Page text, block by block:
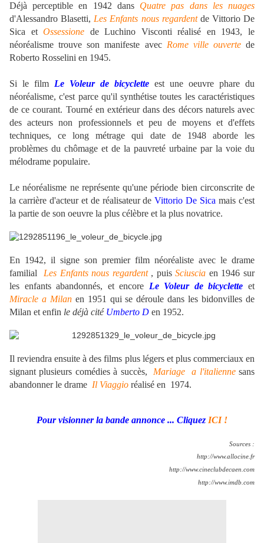
Déjà perceptible en 1942 dans Quatre pas dans les nuages
d'Alessandro Blasetti, Les Enfants nous regardentde Vittorio De
Sica etOssessione de Luchino Visconti réalisé en 1943, le
néoréalisme trouve son manifeste avec Rome ville ouvertede
Roberto Rosselini en 1945.
Si le film Le Voleur de bicyclette est une oeuvre phare du
néoréalisme, c'est parce qu'il synthétise toutes les caractéristiques
de ce courant. Tourné en extérieur dans des décors naturels avec
des acteurs non professionnels et peu de moyens et d'effets
techniques, ce long métrage qui date de 1948 aborde les
problèmes du chômage et de la pauvreté urbaine par la voie du
mélodrame populaire.
Le néoréalisme ne représente qu'une période bien circonscrite de
la carrière d'acteur et de réalisateur deVittorio De Sica mais c'est
la partie de son oeuvre la plus célèbre et la plus novatrice.
En 1942, il signe son premier film néoréaliste avec le drame
familial
Les Enfants nous regardent , puisSciuscia en 1946 sur
les enfants abandonnés, et encore Le Voleur de bicyclette et
Miracle a Milanen 1951 qui se déroule dans les bidonvilles de
Milan et enfin le déjà cité Umberto D en 1952.
Il reviendra ensuite à des films plus légers et plus commerciaux en
signant plusieurs comédies à succès, Mariage a l'italiennesans
abandonner le drame Il Viaggio réalisé en 1974.
Pour visionner la bande annonce ... Cliquez ICI !
Sources :
http://www.allocine.fr
http://www.cineclubdecaen.com
http://www.imdb.com